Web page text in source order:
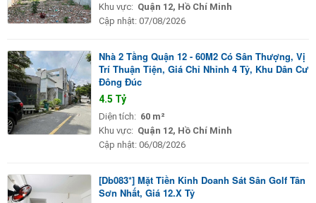
Khu vực: Quận 12, Hồ Chí Minh
Cập nhật: 07/08/2026
Nhà 2 Tầng Quận 12 - 60M2 Có Sân Thượng, Vị
Trí Thuận Tiện, Giá Chỉ Nhỉnh 4 Tỷ, Khu Dân Cư
Đông Đúc
4.5 Tỷ
Diện tích: 60 m²
Khu vực: Quận 12, Hồ Chí Minh
Cập nhật: 06/08/2026
[Db083*] Mặt Tiền Kinh Doanh Sát Sân Golf Tân
Sơn Nhất, Giá 12.X Tỷ